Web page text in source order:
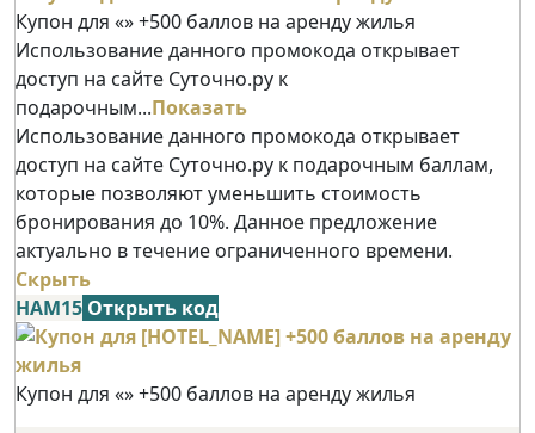
Купон для «» +500 баллов на аренду жилья
Использование данного промокода открывает
доступ на сайте Суточно.ру к
подарочным...Показать
Использование данного промокода открывает
доступ на сайте Суточно.ру к подарочным баллам,
которые позволяют уменьшить стоимость
бронирования до 10%. Данное предложение
актуально в течение ограниченного времени.
Скрыть
НАМ15 Открыть код
Купон для «» +500 баллов на аренду жилья